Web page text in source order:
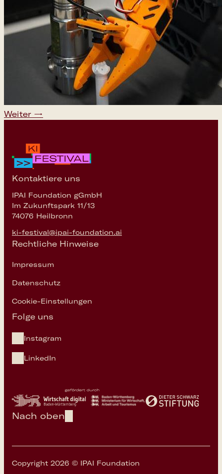
Weiter →
Kontaktiere uns
IPAI Foundation gGmbH
Im Zukunftspark 11/13
74076 Heilbronn
ki-festival@ipai-foundation.ai
Rechtliche Hinweise
Impressum
Datenschutz
Cookie-Einstellungen
Folge uns
Instagram
LinkedIn
Copyright 2026 © IPAI Foundation
Nach oben